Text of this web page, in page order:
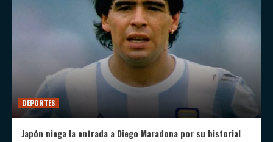
DEPORTES
Japón niega la entrada a Diego Maradona por su historial